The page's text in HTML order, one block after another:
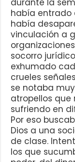
durante la
había entrado
había
vinculación a
socorro
exhumado
crueles
se notaba
atropellos
sufriendo en
Por eso
Dios a una
de clase.
los que